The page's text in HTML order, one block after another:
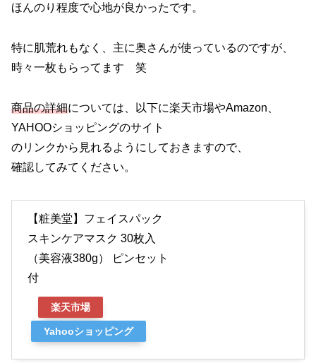
ほんのり程度で心地が良かったです。
特に肌荒れもなく、主に奥さんが使っているのですが、
時々一枚もらってます 笑
商品の詳細については、以下に楽天市場やAmazon、
YAHOOショッピングのサイト
のリンクから見れるようにしておきますので、
確認してみてください。
【粧美堂】フェイスパック
スキンケアマスク 30枚入
（美容液380g） ピンセット
付
楽天市場
Yahooショッピング